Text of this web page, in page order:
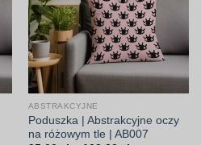
ABSTRAKCYJNE
Poduszka | Abstrakcyjne oczy
na różowym tle | AB007